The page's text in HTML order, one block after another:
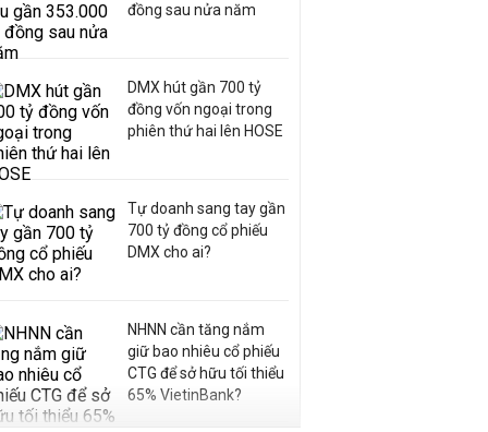
đồng sau nửa năm
DMX hút gần 700 tỷ
đồng vốn ngoại trong
phiên thứ hai lên HOSE
Tự doanh sang tay gần
700 tỷ đồng cổ phiếu
DMX cho ai?
NHNN cần tăng nắm
giữ bao nhiêu cổ phiếu
CTG để sở hữu tối thiểu
65% VietinBank?